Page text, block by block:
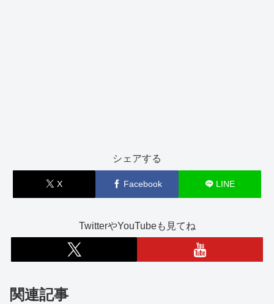
シェアする
X Facebook LINE
TwitterやYouTubeも見てね
関連記事